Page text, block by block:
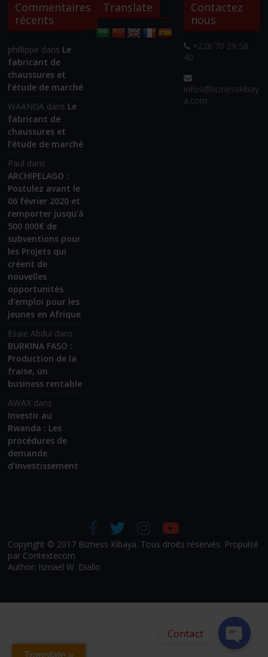
Commentaires
récents
phillippe dans Le
fabricant de
chaussures et
l’étude de marché
WAANGA dans Le
fabricant de
chaussures et
l’étude de marché
Paul dans
ARCHIPELAGO :
Postulez avant le
06 février 2020 et
remporter jusqu’à
500 000€ de
subventions pour
les Projets qui
créent de
nouvelles
opportunités
d’emploi pour les
jeunes en Afrique
Esaie Abdul dans
BURKINA FASO :
Production de la
fraise, un
business rentable
AWAX dans
Investir au
Rwanda : Les
procédures de
demande
d’investissement
Translate
Contactez
nous
+226 70 29 58
40
infos@biznesskibay
a.com
Copyright © 2017 Bizness Kibaya. Tous droits réservés. Propulsé
par Contextecom
Author: Ismael W. Diallo
Translate »
Contact